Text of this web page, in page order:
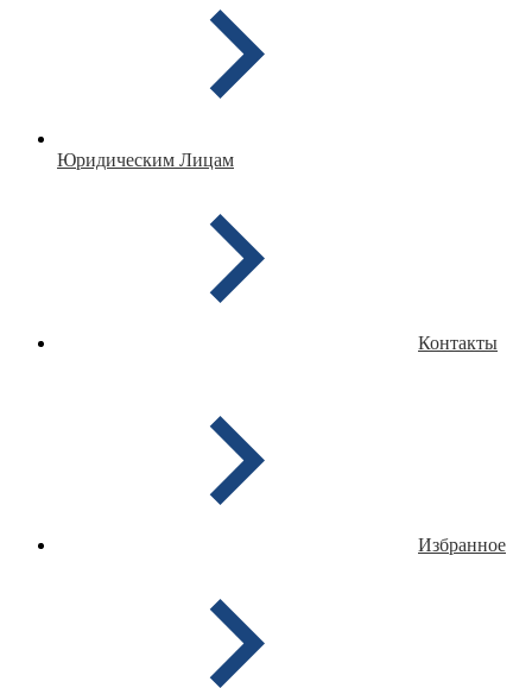
Юридическим Лицам
Контакты
Избранное